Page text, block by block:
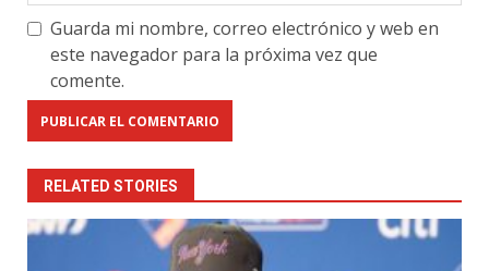
Guarda mi nombre, correo electrónico y web en
este navegador para la próxima vez que
comente.
RELATED STORIES